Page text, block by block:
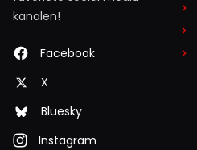
kanalen!
Facebook
X
Bluesky
Instagram